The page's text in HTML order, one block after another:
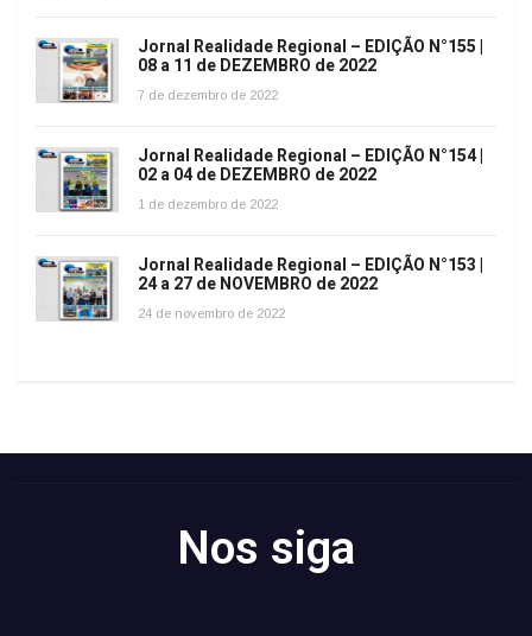
Jornal Realidade Regional – EDIÇÃO N°155 |
08 a 11 de DEZEMBRO de 2022
7 de dezembro de 2022
Jornal Realidade Regional – EDIÇÃO N°154 |
02 a 04 de DEZEMBRO de 2022
1 de dezembro de 2022
Jornal Realidade Regional – EDIÇÃO N°153 |
24 a 27 de NOVEMBRO de 2022
24 de novembro de 2022
Nos siga